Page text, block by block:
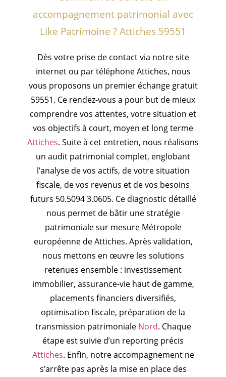
accompagnement patrimonial avec
Like Patrimoine ? Attiches 59551
Dès votre prise de contact via notre site
internet ou par téléphone Attiches, nous
vous proposons un premier échange gratuit
59551. Ce rendez-vous a pour but de mieux
comprendre vos attentes, votre situation et
vos objectifs à court, moyen et long terme
Attiches. Suite à cet entretien, nous réalisons
un audit patrimonial complet, englobant
l’analyse de vos actifs, de votre situation
fiscale, de vos revenus et de vos besoins
futurs 50.5094 3.0605. Ce diagnostic détaillé
nous permet de bâtir une stratégie
patrimoniale sur mesure Métropole
européenne de Attiches. Après validation,
nous mettons en œuvre les solutions
retenues ensemble : investissement
immobilier, assurance-vie haut de gamme,
placements financiers diversifiés,
optimisation fiscale, préparation de la
transmission patrimoniale Nord. Chaque
étape est suivie d’un reporting précis
Attiches. Enfin, notre accompagnement ne
s’arrête pas après la mise en place des